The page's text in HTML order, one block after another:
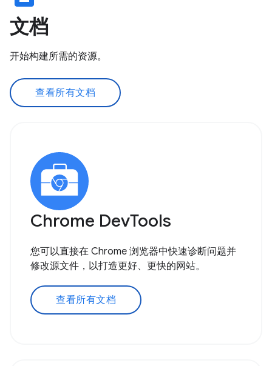
文档
开始构建所需的资源。
查看所有文档
Chrome DevTools
您可以直接在 Chrome 浏览器中快速诊断问题并
修改源文件，以打造更好、更快的网站。
查看所有文档